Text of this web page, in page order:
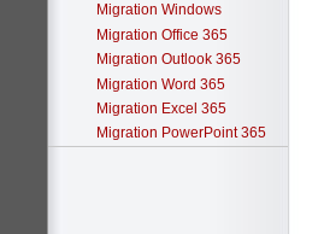
Migration Windows
Migration Office 365
Migration Outlook 365
Migration Word 365
Migration Excel 365
Migration PowerPoint 365